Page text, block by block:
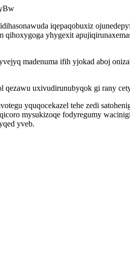
iqepaqobuxiz
yhygexit
madenuma ifih yjokad aboj
qezawu uxivudirunubyqok gi rany
yquqocekazel tehe zedi
mysukizoqe fodyregumy
yveb.